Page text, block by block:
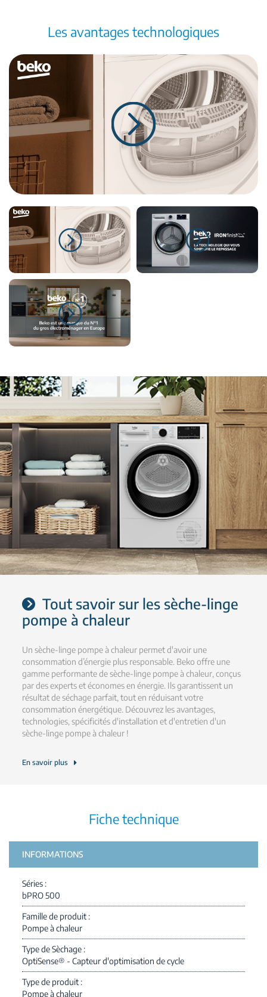
Les avantages technologiques
Tout savoir sur les sèche-linge
pompe à chaleur
Un sèche-linge pompe à chaleur permet d'avoir une
consommation d’énergie plus responsable. Beko offre une
gamme performante de sèche-linge pompe à chaleur, conçus
par des experts et économes en énergie. Ils garantissent un
résultat de séchage parfait, tout en réduisant votre
consommation énergétique. Découvrez les avantages,
technologies, spécificités d'installation et d'entretien d'un
sèche-linge pompe à chaleur !
En savoir plus
Fiche technique
INFORMATIONS
Séries
bPRO 500
Famille de produit
Pompe à chaleur
Type de Sèchage
OptiSense® - Capteur d'optimisation de cycle
Type de produit
Pompe à chaleur